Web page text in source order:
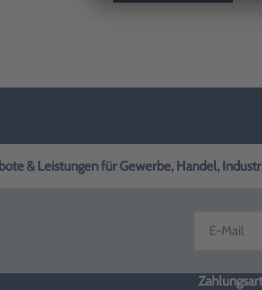
& Leistungen für Gewerbe, Handel,